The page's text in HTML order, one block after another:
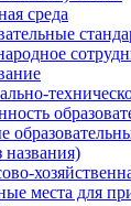
среда
названия)
места для